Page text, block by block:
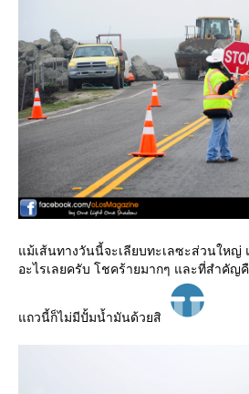
ม้เส้นทางวันนี้จะเลียบทะเลซะส่วนใหญ่
อะไรเลยครับ โชคร้ายมากๆ และที่สำคัญ
ถวนี้ก็ไม่มีปั้มน้ำมันด้วยสิ